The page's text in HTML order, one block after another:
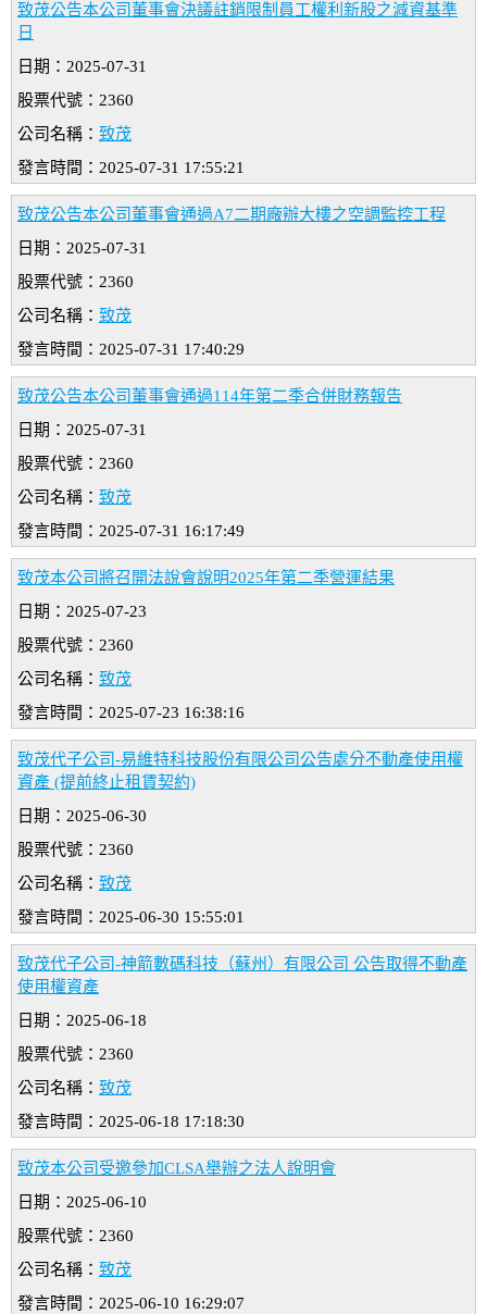
致茂公告本公司董事會決議註銷限制員工權利新股之減資基準
日
日期：2025-07-31
股票代號：2360
公司名稱： 致茂
發言時間：2025-07-31 17:55:21
致茂公告本公司董事會通過A7二期廠辦大樓之空調監控工程
日期：2025-07-31
股票代號：2360
公司名稱： 致茂
發言時間：2025-07-31 17:40:29
致茂公告本公司董事會通過114年第二季合併財務報告
日期：2025-07-31
股票代號：2360
公司名稱： 致茂
發言時間：2025-07-31 16:17:49
致茂本公司將召開法說會說明2025年第二季營運結果
日期：2025-07-23
股票代號：2360
公司名稱： 致茂
發言時間：2025-07-23 16:38:16
致茂代子公司-易維特科技股份有限公司公告處分不動產使用權
資產 (提前終止租賃契約)
日期：2025-06-30
股票代號：2360
公司名稱： 致茂
發言時間：2025-06-30 15:55:01
致茂代子公司-神箭數碼科技（蘇州）有限公司 公告取得不動產
使用權資產
日期：2025-06-18
股票代號：2360
公司名稱： 致茂
發言時間：2025-06-18 17:18:30
致茂本公司受邀參加CLSA舉辦之法人說明會
日期：2025-06-10
股票代號：2360
公司名稱： 致茂
發言時間：2025-06-10 16:29:07